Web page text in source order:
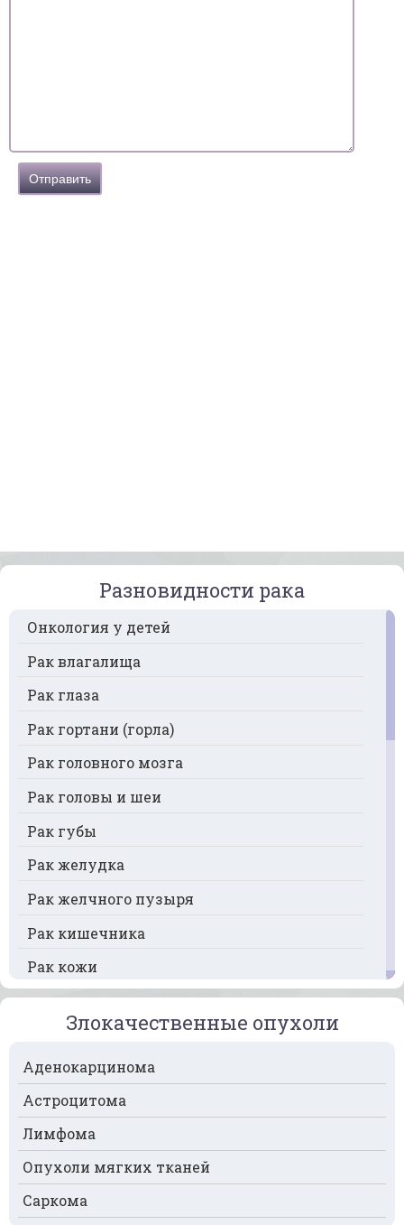
Разновидности рака
Онкология у детей
Рак влагалища
Рак глаза
Рак гортани (горла)
Рак головного мозга
Рак головы и шеи
Рак губы
Рак желудка
Рак желчного пузыря
Рак кишечника
Рак кожи
Рак кости
Рак крови
Рак легких
Рак лимфоузлов
Рак молочной железы
Рак мочевого пузыря
Рак носа
Злокачественные опухоли
Аденокарцинома
Астроцитома
Лимфома
Опухоли мягких тканей
Саркома